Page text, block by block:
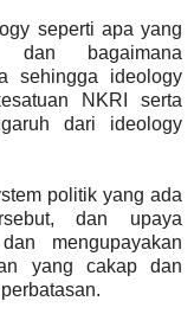
seperti apa yang
bagaimana
sehingga ideology
NKRI serta
dari ideology
politik yang ada
dan upaya
mengupayakan
yang cakap dan